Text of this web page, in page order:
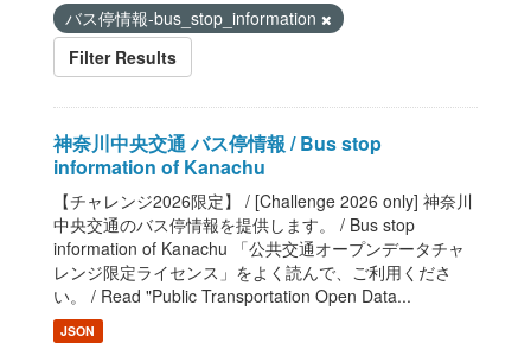
バス停情報-bus_stop_information
Filter Results
神奈川中央交通 バス停情報 / Bus stop
information of Kanachu
【チャレンジ2026限定】 / [Challenge 2026 only] 神奈川
中央交通のバス停情報を提供します。 / Bus stop
information of Kanachu 「公共交通オープンデータチャ
レンジ限定ライセンス」をよく読んで、ご利用くださ
い。 / Read "Public Transportation Open Data...
JSON